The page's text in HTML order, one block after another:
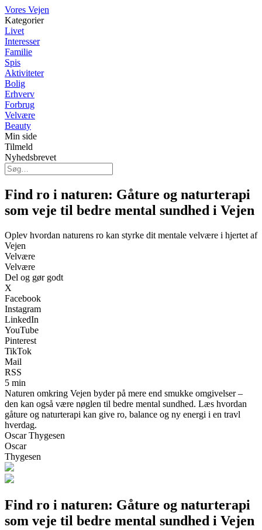
Vores Vejen
Kategorier
Livet
Interesser
Familie
Spis
Aktiviteter
Bolig
Erhverv
Forbrug
Velvære
Beauty
Min side
Tilmeld
Nyhedsbrevet
Find ro i naturen: Gåture og naturterapi
som veje til bedre mental sundhed i Vejen
Oplev hvordan naturens ro kan styrke dit mentale velvære i hjertet af
Vejen
Velvære
Velvære
Del og gør godt
X
Facebook
Instagram
LinkedIn
YouTube
Pinterest
TikTok
Mail
RSS
5 min
Naturen omkring Vejen byder på mere end smukke omgivelser –
den kan også være nøglen til bedre mental sundhed. Læs hvordan
gåture og naturterapi kan give ro, balance og ny energi i en travl
hverdag.
Oscar Thygesen
Oscar
Thygesen
Find ro i naturen: Gåture og naturterapi
som veje til bedre mental sundhed i Vejen